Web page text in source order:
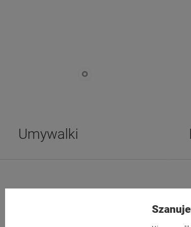
Umywalki